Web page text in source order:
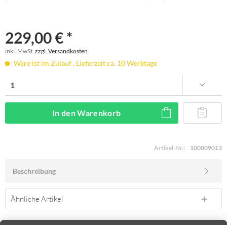
229,00 € *
inkl. MwSt. zzgl. Versandkosten
Ware ist im Zulauf , Lieferzeit ca. 10 Werktage
In denWarenkorb
Artikel-Nr.: 100009013
Beschreibung
Ähnliche Artikel